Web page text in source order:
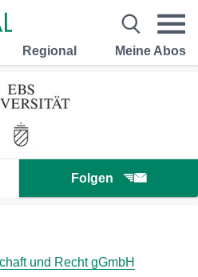
Regional Meine Abos
Folgen
und Recht gGmbH